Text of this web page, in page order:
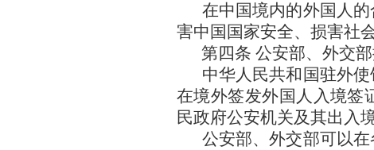
在中国境内的外国人
害中国国家安全、损害社
第四条 公安部、外交
中华人民共和国驻外
在境外签发外国人入境签
民政府公安机关及其出入
公安部、外交部可以